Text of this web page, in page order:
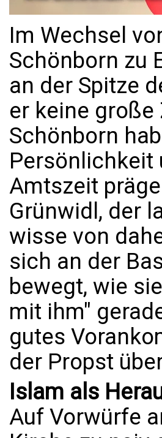
Im Wechsel
Schönborn zu
an der Spitze
er keine große
Schönborn
Persönlichkeit
Amtszeit
Grünwidl, der
wisse von
sich an der
bewegt, wie
mit ihm"
gutes
der Propst
Islam als
Auf Vorwürfe